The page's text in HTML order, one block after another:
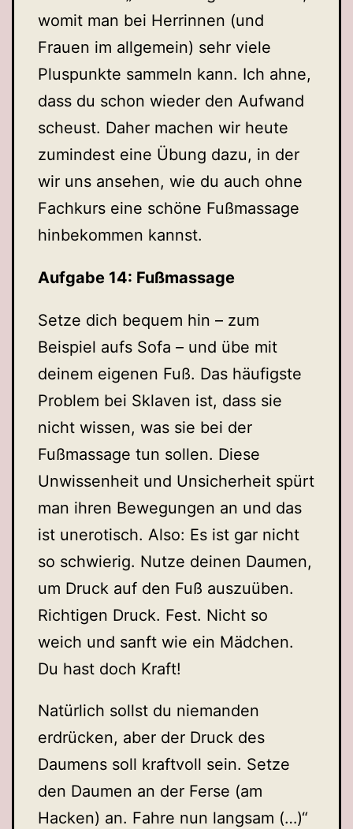
womit man bei Herrinnen (und
Frauen im allgemein) sehr viele
Pluspunkte sammeln kann. Ich ahne,
dass du schon wieder den Aufwand
scheust. Daher machen wir heute
zumindest eine Übung dazu, in der
wir uns ansehen, wie du auch ohne
Fachkurs eine schöne Fußmassage
hinbekommen kannst.
Aufgabe 14: Fußmassage
Setze dich bequem hin – zum
Beispiel aufs Sofa – und übe mit
deinem eigenen Fuß. Das häufigste
Problem bei Sklaven ist, dass sie
nicht wissen, was sie bei der
Fußmassage tun sollen. Diese
Unwissenheit und Unsicherheit spürt
man ihren Bewegungen an und das
ist unerotisch. Also: Es ist gar nicht
so schwierig. Nutze deinen Daumen,
um Druck auf den Fuß auszuüben.
Richtigen Druck. Fest. Nicht so
weich und sanft wie ein Mädchen.
Du hast doch Kraft!
Natürlich sollst du niemanden
erdrücken, aber der Druck des
Daumens soll kraftvoll sein. Setze
den Daumen an der Ferse (am
Hacken) an. Fahre nun langsam (…)“